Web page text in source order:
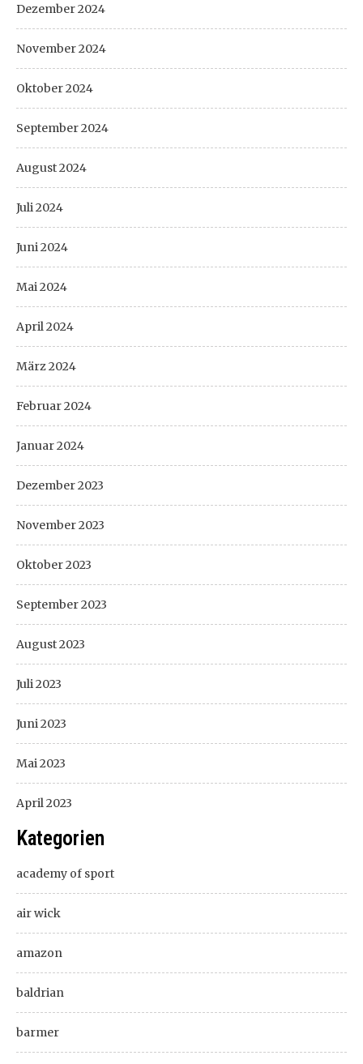
Dezember 2024
November 2024
Oktober 2024
September 2024
August 2024
Juli 2024
Juni 2024
Mai 2024
April 2024
März 2024
Februar 2024
Januar 2024
Dezember 2023
November 2023
Oktober 2023
September 2023
August 2023
Juli 2023
Juni 2023
Mai 2023
April 2023
Kategorien
academy of sport
air wick
amazon
baldrian
barmer